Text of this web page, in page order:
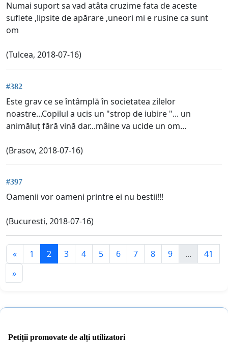
Numai suport sa vad atâta cruzime fata de aceste
suflete ,lipsite de apărare ,uneori mi e rusine ca sunt
om
(Tulcea, 2018-07-16)
#382
Este grav ce se întâmplă în societatea zilelor
noastre...Copilul a ucis un "strop de iubire "... un
animăluț fără vină dar...mâine va ucide un om...
(Brasov, 2018-07-16)
#397
Oamenii vor oameni printre ei nu bestii!!!
(Bucuresti, 2018-07-16)
« 1 2 3 4 5 6 7 8 9 ...
41
»
Petiții promovate de alți utilizatori